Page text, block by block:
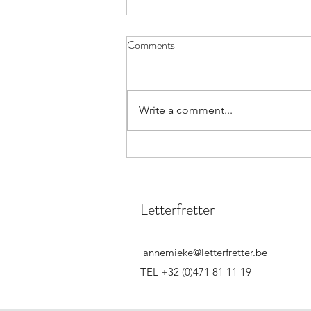
Letterfretter leest: recensie "How
Comments
Write a comment...
Letterfretter
annemieke@letterfretter.be
TEL +32 (0)471 81 11 19